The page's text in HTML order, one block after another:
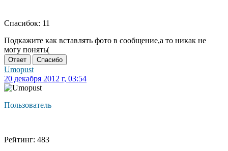
Спасибок: 11
Подкажите как вставлять фото в сообщение,а то никак не
могу понять(
Ответ Спасибо
Umopust
20 декабря 2012 г, 03:54
Пользователь
Рейтинг: 483